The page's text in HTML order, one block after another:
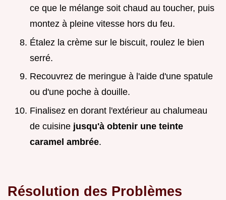
ce que le mélange soit chaud au toucher, puis
montez à pleine vitesse hors du feu.
Étalez la crème sur le biscuit, roulez le bien
serré.
Recouvrez de meringue à l'aide d'une spatule
ou d'une poche à douille.
Finalisez en dorant l'extérieur au chalumeau
de cuisine jusqu'à obtenir une teinte
caramel ambrée.
Résolution des Problèmes